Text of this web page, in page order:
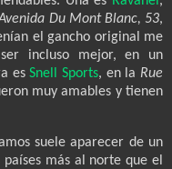
Du Mont Blanc, 53,
el gancho original me
incluso mejor, en un
esSnell Sports, en la Rue
muy amables y tienen
suele aparecer de un
más al norte que el